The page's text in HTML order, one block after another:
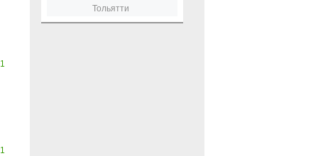
Тольятти